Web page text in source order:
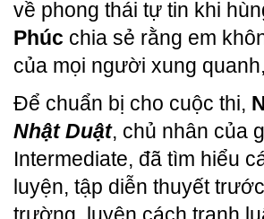
về phong thái tự tin khi
Phúc chia sẻ rằng em
của mọi người xung
Để chuẩn bị cho cuộc thi,
Nhật Duật, chủ nhân của
Intermediate, đã tìm hiểu
luyện, tập diễn thuyết